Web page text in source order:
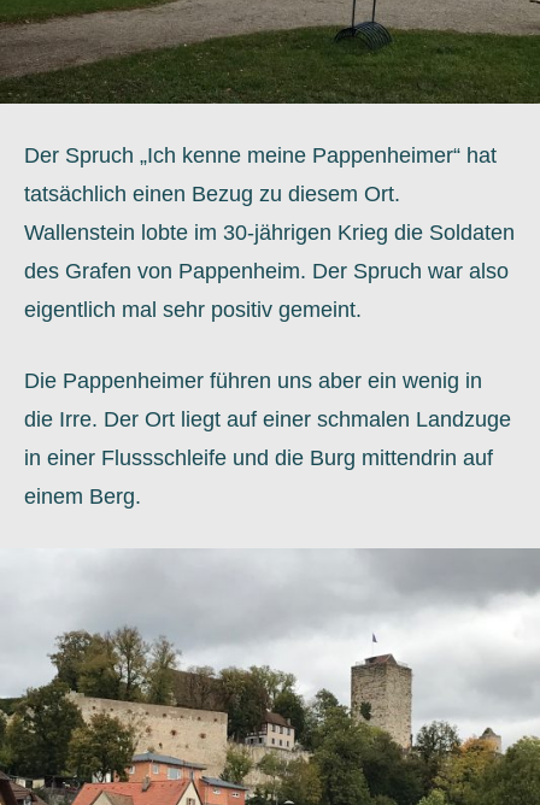
Der Spruch „Ich kenne meine Pappenheimer“ hat
tatsächlich einen Bezug zu diesem Ort.
Wallenstein lobte im 30-jährigen Krieg die Soldaten
des Grafen von Pappenheim. Der Spruch war also
eigentlich mal sehr positiv gemeint.
Die Pappenheimer führen uns aber ein wenig in
die Irre. Der Ort liegt auf einer schmalen Landzuge
in einer Flussschleife und die Burg mittendrin auf
einem Berg.